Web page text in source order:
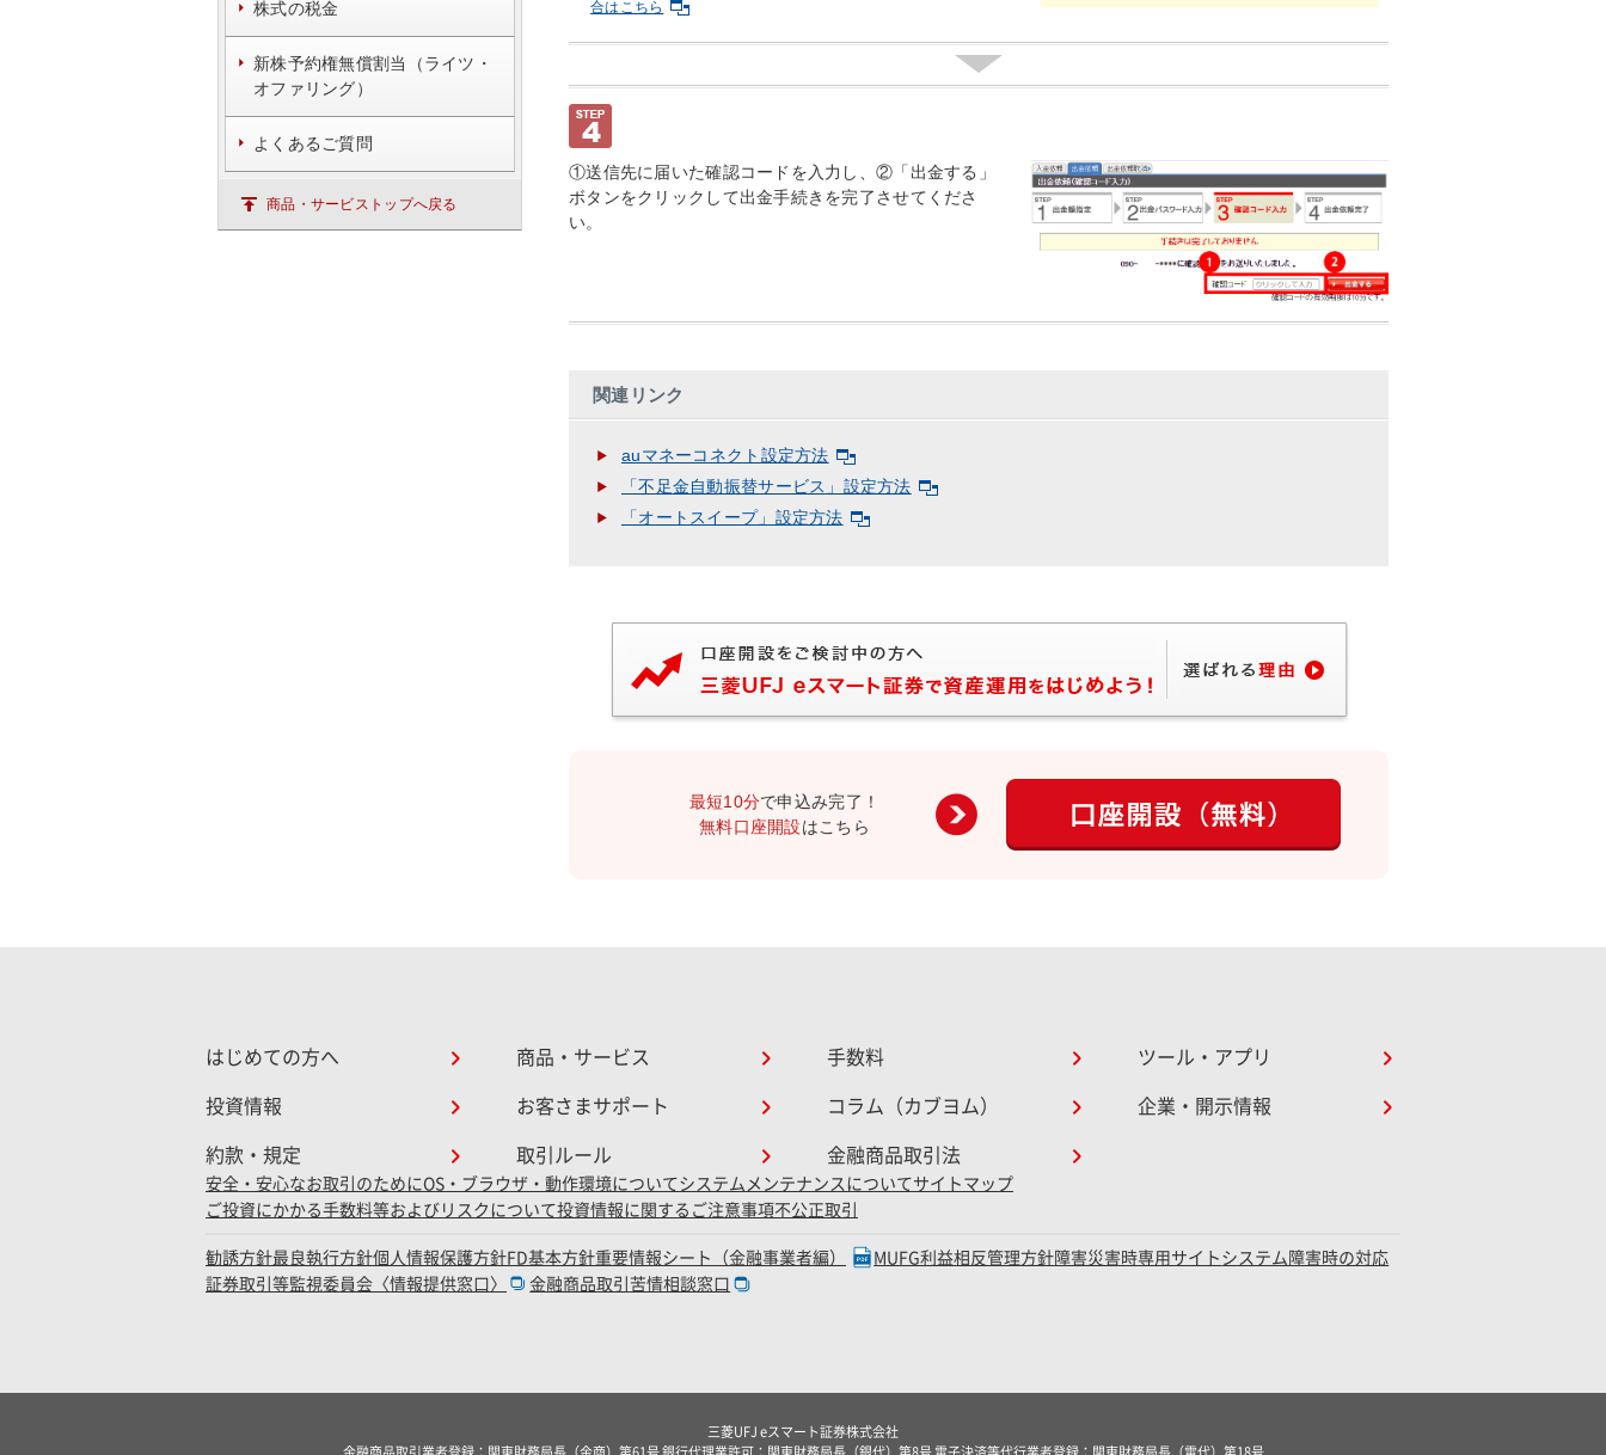
合はこちら
①送信先に届いた確認コードを入力し、②「出金する」
ボタンをクリックして出金手続きを完了させてくださ
い。
関連リンク
auマネーコネクト設定方法
「不足金自動振替サービス」設定方法
「オートスイープ」設定方法
最短10分で申込み完了！
無料口座開設はこちら
株式の税金
新株予約権無償割当（ライツ・
オファリング）
よくあるご質問
商品・サービストップへ戻る
はじめての方へ 商品・サービス 手数料 ツール・アプリ
投資情報 お客さまサポート コラム（カブヨム） 企業・開示情報
約款・規定 取引ルール 金融商品取引法
安全・安心なお取引のためにOS・ブラウザ・動作環境についてシステムメンテナンスについてサイトマップ
ご投資にかかる手数料等およびリスクについて投資情報に関するご注意事項不公正取引
勧誘方針最良執行方針個人情報保護方針FD基本方針重要情報シート（金融事業者編） MUFG利益相反管理方針障害災害時専用サイト システム障害時の対応
証券取引等監視委員会〈情報提供窓口〉
金融商品取引苦情相談窓口
三菱UFJ eスマート証券株式会社
金融商品取引業者登録：関東財務局長（金商）第61号 銀行代理業許可：関東財務局長（銀代）第8号 電子決済等代行業者登録：関東財務局長（電代）第18号